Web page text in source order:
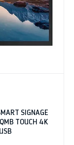
SIGNAGE
TOUCH 4K